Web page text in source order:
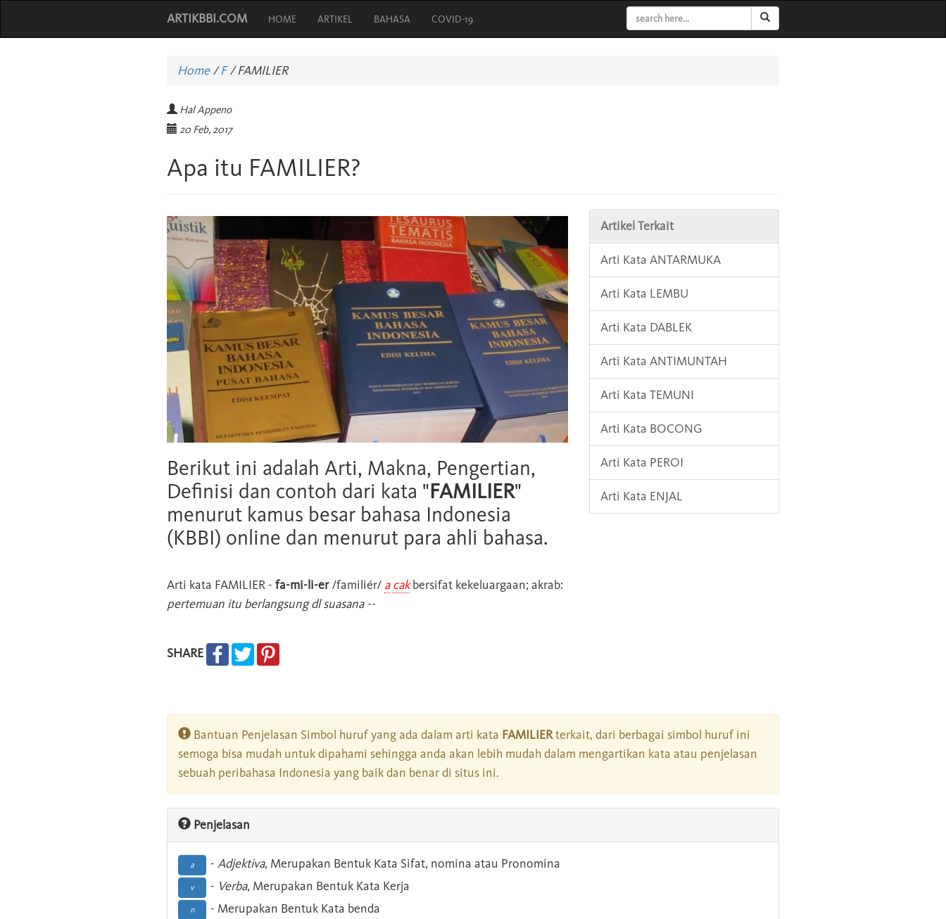
ARTIKBBI.COM HOME ARTIKEL BAHASA COVID-19
Home/F /FAMILIER
Hal Appeno
20 Feb, 2017
Apa itu FAMILIER?
Berikut ini adalah Arti, Makna, Pengertian,
Definisi dan contoh dari kata "FAMILIER"
menurut kamus besar bahasa Indonesia
(KBBI) online dan menurut para ahli bahasa.
Arti kata FAMILIER - fa-mi-li-er/familiér/ a cakbersifat kekeluargaan; akrab:
pertemuan itu berlangsung dl suasana --
SHARE
Artikel Terkait
Arti Kata ANTARMUKA
Arti Kata LEMBU
Arti Kata DABLEK
Arti Kata ANTIMUNTAH
Arti Kata TEMUNI
Arti Kata BOCONG
Arti Kata PEROI
Arti Kata ENJAL
Bantuan Penjelasan Simbol huruf yang ada dalam arti kata FAMILIERterkait, dari berbagai simbol huruf ini
semoga bisa mudah untuk dipahami sehingga anda akan lebih mudah dalam mengartikan kata atau penjelasan
sebuah peribahasa Indonesia yang baik dan benar di situs ini.
Penjelasan
a - Adjektiva, Merupakan Bentuk Kata Sifat, nomina atau Pronomina
v - Verba, Merupakan Bentuk Kata Kerja
n - Merupakan Bentuk Kata benda